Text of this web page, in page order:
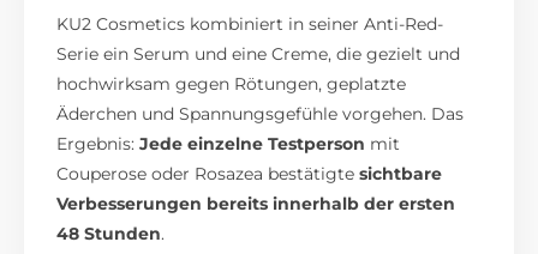
KU2 Cosmetics kombiniert in seiner Anti-Red-
Serie ein Serum und eine Creme, die gezielt und
hochwirksam gegen Rötungen, geplatzte
Äderchen und Spannungsgefühle vorgehen. Das
Ergebnis:Jede einzelne Testperson mit
Couperose oder Rosazea bestätigtesichtbare
Verbesserungen bereits innerhalb der ersten
48 Stunden.